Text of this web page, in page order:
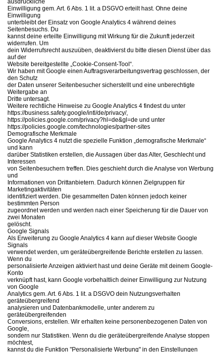
ausdrückliche
Einwilligung gem. Art. 6 Abs. 1 lit. a DSGVO erteilt hast. Ohne deine
Einwilligung
unterbleibt der Einsatz von Google Analytics 4 während deines
Seitenbesuchs. Du
kannst deine erteilte Einwilligung mit Wirkung für die Zukunft jederzeit
widerrufen. Um
dein Widerrufsrecht auszuüben, deaktivierst du bitte diesen Dienst über das
auf der
Website bereitgestellte „Cookie-Consent-Tool“.
Wir haben mit Google einen Auftragsverarbeitungsvertrag geschlossen, der
den Schutz
der Daten unserer Seitenbesucher sicherstellt und eine unberechtigte
Weitergabe an
Dritte untersagt.
Weitere rechtliche Hinweise zu Google Analytics 4 findest du unter
https://business.safety.google/intl/de/privacy/,
https://policies.google.com/privacy?hl=de&gl=de und unter
https://policies.google.com/technologies/partner-sites
Demografische Merkmale
Google Analytics 4 nutzt die spezielle Funktion „demografische Merkmale“
und kann
darüber Statistiken erstellen, die Aussagen über das Alter, Geschlecht und
Interessen
von Seitenbesuchern treffen. Dies geschieht durch die Analyse von Werbung
und
Informationen von Drittanbietern. Dadurch können Zielgruppen für
Marketingaktivitäten
identifiziert werden. Die gesammelten Daten können jedoch keiner
bestimmten Person
zugeordnet werden und werden nach einer Speicherung für die Dauer von
zwei Monaten
gelöscht.
Google Signals
Als Erweiterung zu Google Analytics 4 kann auf dieser Website Google
Signals
verwendet werden, um geräteübergreifende Berichte erstellen zu lassen.
Wenn du
personalisierte Anzeigen aktiviert hast und deine Geräte mit deinem Google-
Konto
verknüpft hast, kann Google vorbehaltlich deiner Einwilligung zur Nutzung
von Google
Analytics gem. Art. 6 Abs. 1 lit. a DSGVO dein Nutzungsverhalten
geräteübergreifend
analysieren und Datenbankmodelle, unter anderem zu
geräteübergreifenden
Conversions, erstellen. Wir erhalten keine personenbezogenen Daten von
Google,
sondern nur Statistiken. Wenn du die geräteübergreifende Analyse stoppen
möchtest,
kannst du die Funktion "Personalisierte Werbung" in den Einstellungen